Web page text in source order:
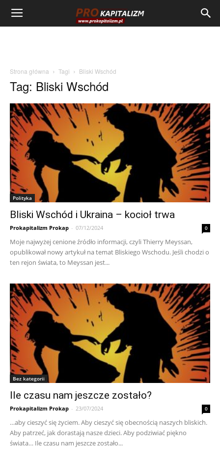
Strona główna Tagi Bliski Wschód
Tag: Bliski Wschód
Polityka
Bliski Wschód i Ukraina – kocioł trwa
Prokapitalizm Prokap - 07/12/2024 0
Moje najwyżej cenione źródło informacji, czyli Thierry Meyssan,
opublikował nowy artykuł na temat Bliskiego Wschodu. Jeśli chodzi o
ten rejon świata, to Meyssan jest...
Bez kategorii
Ile czasu nam jeszcze zostało?
Prokapitalizm Prokap - 23/07/2024 0
…aby cieszyć się życiem. Aby cieszyć się obecnością naszych bliskich.
Aby patrzeć, jak dorastają nasze dzieci. Aby podziwiać piękno
świata… Ile czasu nam jeszcze zostało...